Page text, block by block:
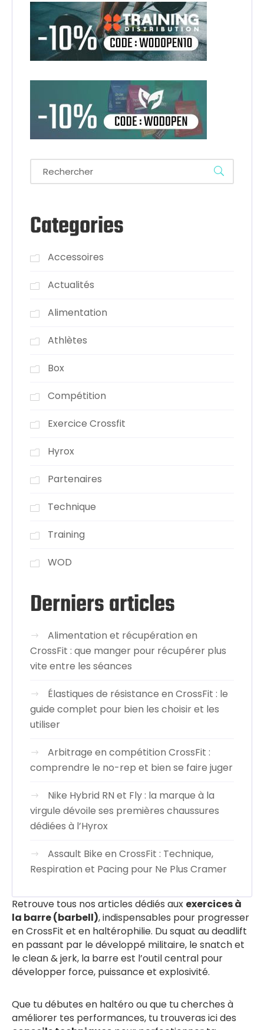
Categories
Accessoires
Actualités
Alimentation
Athlètes
Box
Compétition
Exercice Crossfit
Hyrox
Partenaires
Technique
Training
WOD
Derniers articles
Alimentation et récupération en
CrossFit : que manger pour récupérer plus
vite entre les séances
Élastiques de résistance en CrossFit : le
guide complet pour bien les choisir et les
utiliser
Arbitrage en compétition CrossFit :
comprendre le no-rep et bien se faire juger
Nike Hybrid RN et Fly : la marque à la
virgule dévoile ses premières chaussures
dédiées à l’Hyrox
Assault Bike en CrossFit : Technique,
Respiration et Pacing pour Ne Plus Cramer
Retrouve tous nos articles dédiés aux exercices à
la barre (barbell), indispensables pour progresser
en CrossFit et en haltérophilie. Du squat au deadlift
en passant par le développé militaire, le snatch et
le clean & jerk, la barre est l’outil central pour
développer force, puissance et explosivité.
Que tu débutes en haltéro ou que tu cherches à
améliorer tes performances, tu trouveras ici des